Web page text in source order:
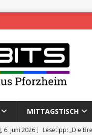
MITTAGSTISCH
6. Juni 2026 ] Lesetipp: „Die